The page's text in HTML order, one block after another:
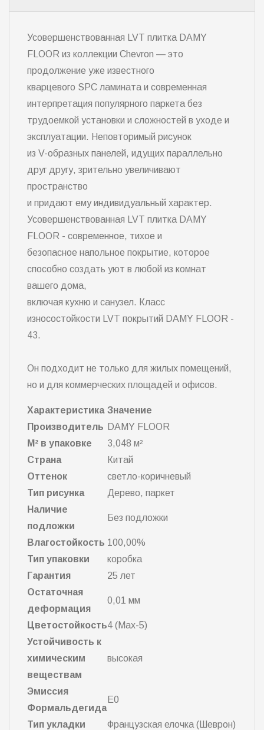
Усовершенствованная LVT плитка DAMY
FLOOR из коллекции Chevron — это
продолжение уже известного
кварцевого SPC ламината и современная
интерпретация популярного паркета без
трудоемкой установки и сложностей в уходе и
эксплуатации. Неповторимый рисунок
из V-образных панелей, идущих параллельно
друг другу, зрительно увеличивают
пространство
и придают ему индивидуальный характер.
Усовершенствованная LVT плитка DAMY
FLOOR - современное, тихое и
безопасное напольное покрытие, которое
способно создать уют в любой из комнат
вашего дома,
включая кухню и санузел. Класс
износостойкости LVT покрытий DAMY FLOOR -
43.
Он подходит не только для жилых помещений,
но и для коммерческих площадей и офисов.
Характеристика Значение
Производитель DAMY FLOOR
М² в упаковке
3,048 м²
Страна
Китай
Оттенок
светло-коричневый
Тип рисунка
Дерево, паркет
Наличие
подложки
Без подложки
Влагостойкость 100,00%
Тип упаковки
коробка
Гарантия
25 лет
Остаточная
деформация
0,01 мм
Цветостойкость4 (Max-5)
Устойчивость к
химическим
веществам
высокая
Эмиссия
Формальдегида
E0
Тип укладки
Французская елочка (Шеврон)